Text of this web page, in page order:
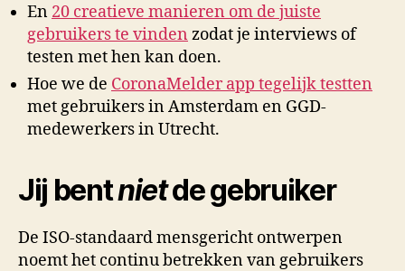
En 20 creatieve manieren om de juiste
gebruikers te vinden zodat je interviews of
testen met hen kan doen.
Hoe we de CoronaMelder app tegelijk testten
met gebruikers in Amsterdam en GGD-
medewerkers in Utrecht.
Jij bentnietde gebruiker
De ISO-standaard mensgericht ontwerpen
noemt het continu betrekken van gebruikers